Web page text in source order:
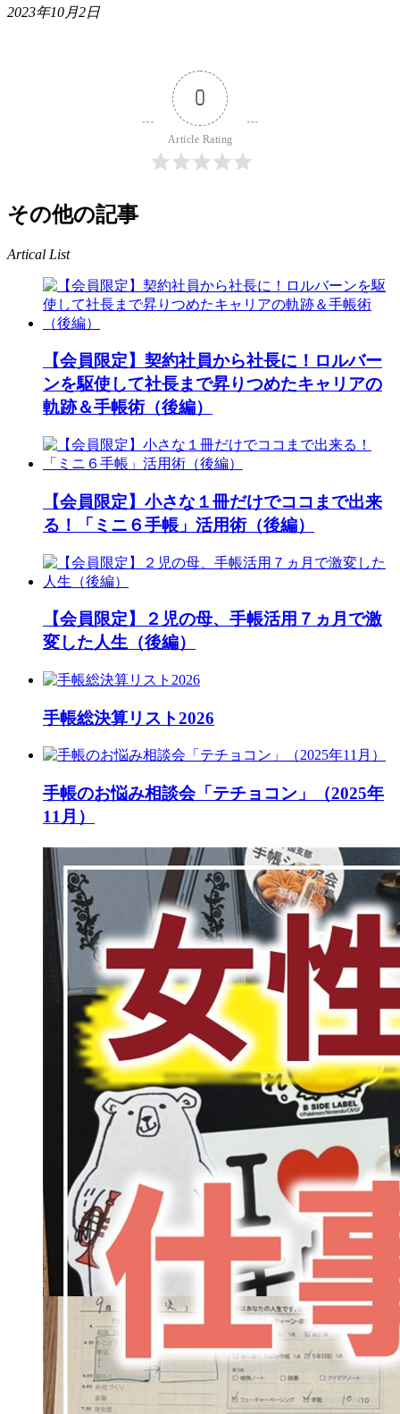
2023年10月2日
0
Article Rating
その他の記事
Artical List
【会員限定】契約社員から社長に！ロルバー
ンを駆使して社長まで昇りつめたキャリアの
軌跡＆手帳術（後編）
【会員限定】小さな１冊だけでココまで出来
る！「ミニ６手帳」活用術（後編）
【会員限定】２児の母、手帳活用７ヵ月で激
変した人生（後編）
手帳総決算リスト2026
手帳のお悩み相談会「テチョコン」（2025年
11月）